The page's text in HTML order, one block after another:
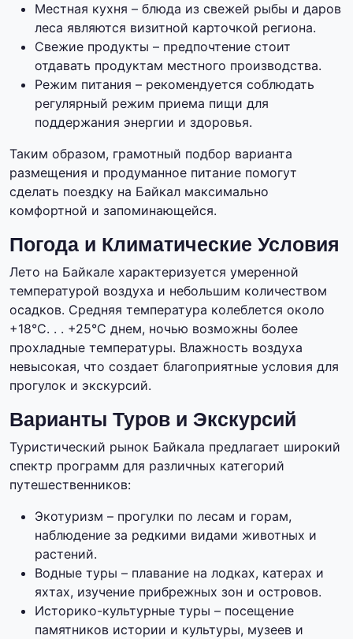
Местная кухня – блюда из свежей рыбы и даров
леса являются визитной карточкой региона.
Свежие продукты – предпочтение стоит
отдавать продуктам местного производства.
Режим питания – рекомендуется соблюдать
регулярный режим приема пищи для
поддержания энергии и здоровья.
Таким образом, грамотный подбор варианта
размещения и продуманное питание помогут
сделать поездку на Байкал максимально
комфортной и запоминающейся.
Погода и Климатические Условия
Лето на Байкале характеризуется умеренной
температурой воздуха и небольшим количеством
осадков. Средняя температура колеблется около
+18°C. . . +25°C днем, ночью возможны более
прохладные температуры. Влажность воздуха
невысокая, что создает благоприятные условия для
прогулок и экскурсий.
Варианты Туров и Экскурсий
Туристический рынок Байкала предлагает широкий
спектр программ для различных категорий
путешественников:
Экотуризм – прогулки по лесам и горам,
наблюдение за редкими видами животных и
растений.
Водные туры – плавание на лодках, катерах и
яхтах, изучение прибрежных зон и островов.
Историко-культурные туры – посещение
памятников истории и культуры, музеев и